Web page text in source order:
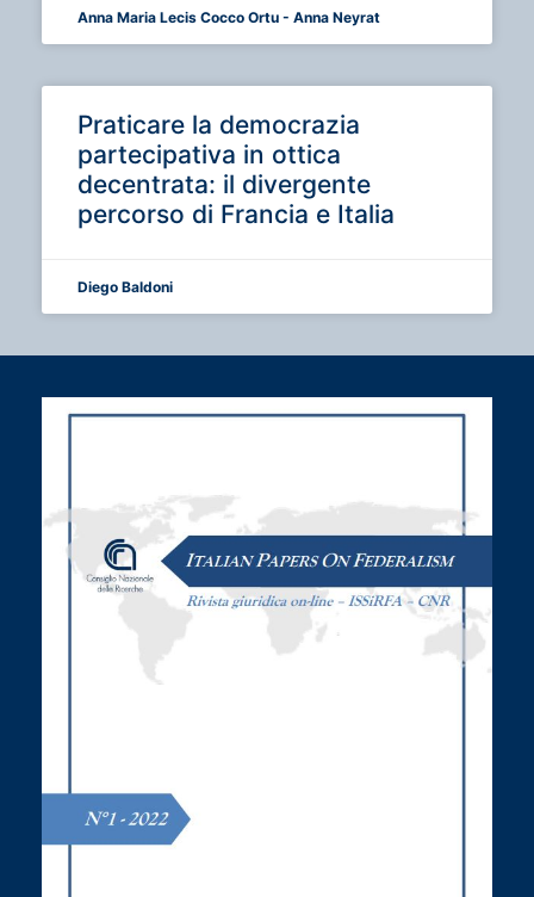
Anna Maria Lecis Cocco Ortu - Anna Neyrat
Praticare la democrazia
partecipativa in ottica
decentrata: il divergente
percorso di Francia e Italia
Diego Baldoni